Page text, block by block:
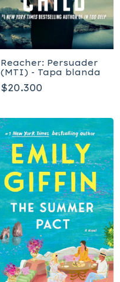
Reacher: Persuader
(MTI) - Tapa blanda
$20.300